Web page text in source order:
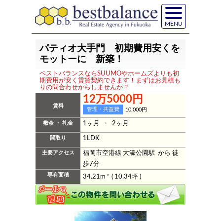
MENU
パティオ大手門 初期費用安くを
モットーに 新築！
ベストバランスならSUUMOやホームズよりも初
期費用が安く賃貸契約できます！まずはお見積も
りの問合わせからしませんか？
賃料
12万5000円
管理・共益費 10,000円
敷金 ・ 礼金 1ヶ月 ・ 2ヶ月
間取り 1LDK
主要アクセス
福岡市空港線 大濠公園駅 から 徒
歩7分
専有面積 34.21m2 ( 10.34坪 )